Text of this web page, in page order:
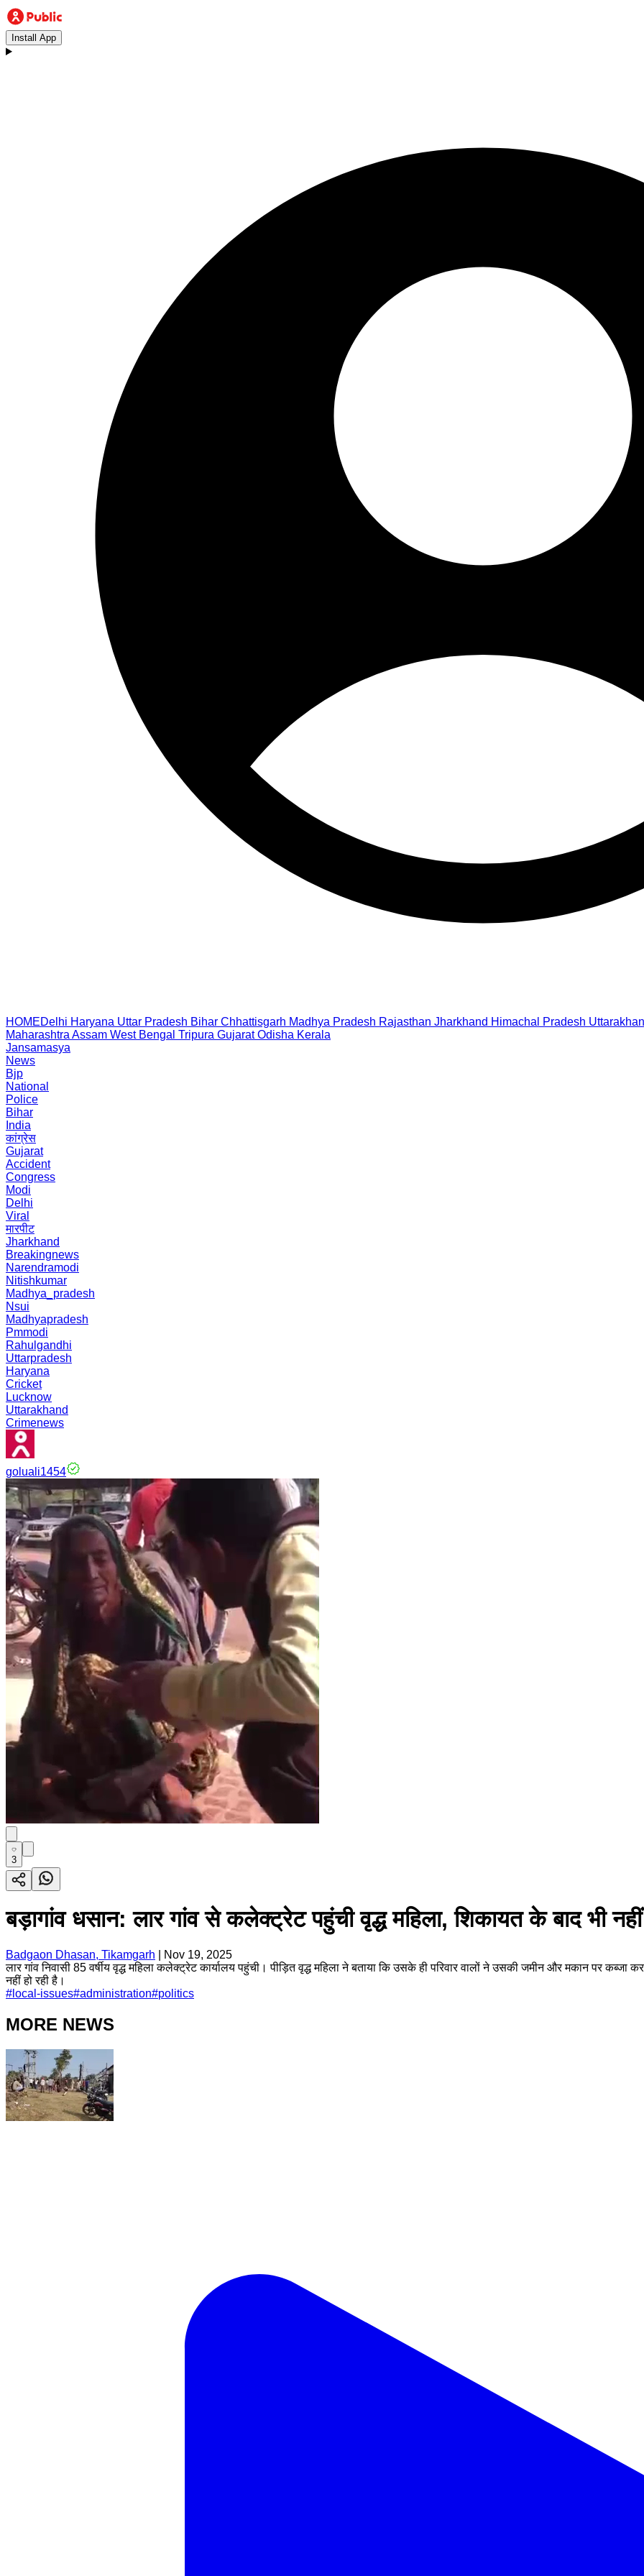
Install App
HOMEDelhi Haryana Uttar Pradesh Bihar Chhattisgarh Madhya Pradesh Rajasthan Jharkhand Himachal Pradesh
Maharashtra Assam West Bengal Tripura Gujarat Odisha Kerala
Jansamasya
News
Bjp
National
Police
Bihar
India
कांग्रेस
Gujarat
Accident
Congress
Modi
Delhi
Viral
मारपीट
Jharkhand
Breakingnews
Narendramodi
Nitishkumar
Madhya_pradesh
Nsui
Madhyapradesh
Pmmodi
Rahulgandhi
Uttarpradesh
Haryana
Cricket
Lucknow
Uttarakhand
Crimenews
goluali1454
3
बड़ागांव धसान: लार गांव से कलेक्ट्रेट पहुंची वृद्ध महिला, शिकायत के बाद भी
Badgaon Dhasan, Tikamgarh
Nov 19, 2025
लार गांव निवासी 85 वर्षीय वृद्ध महिला कलेक्ट्रेट कार्यालय पहुंची। पीड़ित वृद्ध महिला ने बताया कि उसके ही परिवार वालों ने उसकी जमीन और मकान पर
नहीं हो रही है।
# local-issues#administration#politics
MORE NEWS